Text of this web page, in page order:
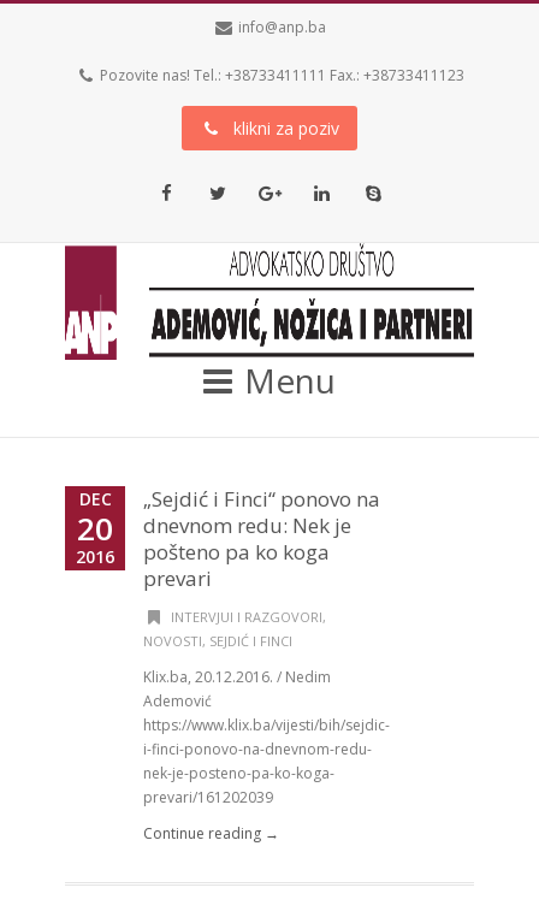
info@anp.ba
Pozovite nas! Tel.: +38733411111 Fax.: +38733411123
klikni za poziv
Skype
Menu
DEC
20
2016
„Sejdić i Finci“ ponovo na
dnevnom redu: Nek je
pošteno pa ko koga
prevari
INTERVJUI I RAZGOVORI,
NOVOSTI, SEJDIĆ I FINCI
Klix.ba, 20.12.2016. / Nedim
Ademović
https://www.klix.ba/vijesti/bih/sejdic-
i-finci-ponovo-na-dnevnom-redu-
nek-je-posteno-pa-ko-koga-
prevari/161202039
Continue reading →